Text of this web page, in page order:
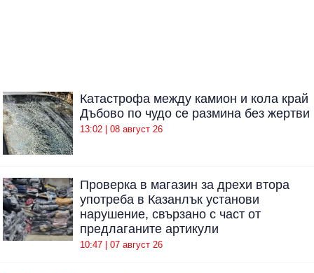
Катастрофа между камион и кола край
Дъбово по чудо се размина без жертви
13:02 | 08 август 26
Проверка в магазин за дрехи втора
употреба в Казанлък установи
нарушение, свързано с част от
предлаганите артикули
10:47 | 07 август 26